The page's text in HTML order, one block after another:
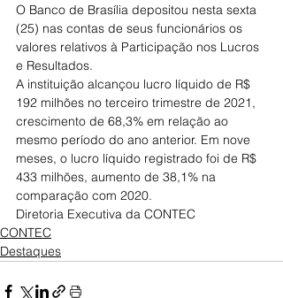
O Banco de Brasília depositou nesta sexta
(25) nas contas de seus funcionários os
valores relativos à Participação nos Lucros
e Resultados.
A instituição alcançou lucro líquido de R$
192 milhões no terceiro trimestre de 2021,
crescimento de 68,3% em relação ao
mesmo período do ano anterior. Em nove
meses, o lucro líquido registrado foi de R$
433 milhões, aumento de 38,1% na
comparação com 2020.
Diretoria Executiva da CONTEC
CONTEC
Destaques